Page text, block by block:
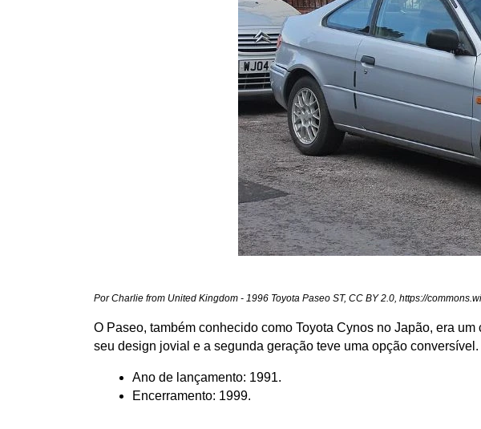
Por Charlie from United Kingdom - 1996 Toyota Paseo ST, CC BY 2.0, https://
O Paseo, também conhecido como Toyota Cynos no Japão, era
seu design jovial e a segunda geração teve uma opção conversível.
Ano de lançamento: 1991.
Encerramento: 1999.